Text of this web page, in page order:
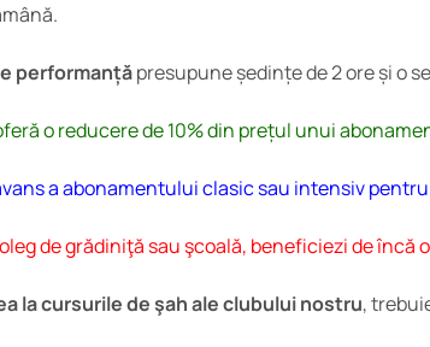
performanțăpresupune ședințe de 2 ore și o
o reducere de 10% din prețul unui
a abonamentului clasic sau intensiv
de grădiniţă sau şcoală, beneficiezi de
la cursurile de şah ale clubului nostru,